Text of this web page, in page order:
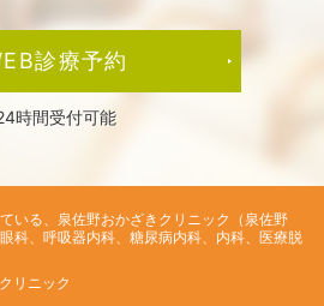
診療予約
時間受付可能
リニック
いる、 泉佐野おかざきクリニック（泉佐野
科、呼吸器内科、糖尿病内科、内科、医療脱